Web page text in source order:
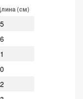
(см)